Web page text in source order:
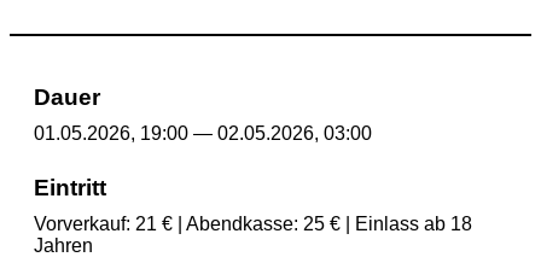
Dauer
01.05.2026, 19:00 — 02.05.2026, 03:00
Eintritt
Vorverkauf: 21 € | Abendkasse: 25 € | Einlass ab 18
Jahren